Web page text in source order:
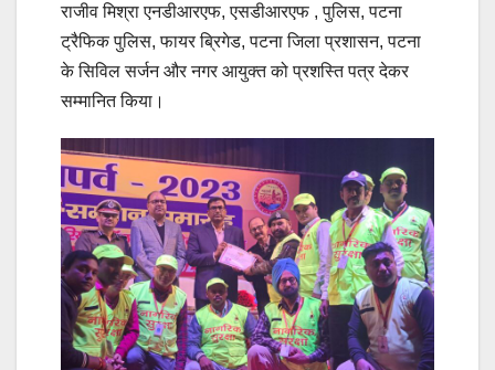
राजीव मिश्रा एनडीआरएफ, एसडीआरएफ , पुलिस, पटना
ट्रैफिक पुलिस, फायर ब्रिगेड, पटना जिला प्रशासन, पटना
के सिविल सर्जन और नगर आयुक्त को प्रशस्ति पत्र देकर
सम्मानित किया।